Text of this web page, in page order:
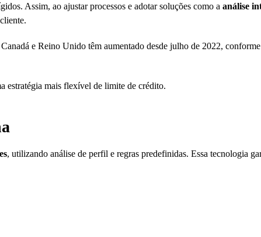
Assim, ao ajustar processos e adotar soluções como a análise
e Reino Unido têm aumentado desde julho de 2022,
estratégia mais flexível de limite de crédito.
, utilizando análise de perfil e regras predefinidas. Essa tecnologia